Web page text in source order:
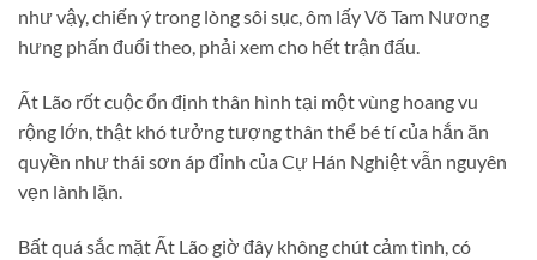
như vậy, chiến ý trong lòng sôi sục, ôm lấy Võ Tam Nương
hưng phấn đuổi theo, phải xem cho hết trận đấu.
Ất Lão rốt cuộc ổn định thân hình tại một vùng hoang vu
rộng lớn, thật khó tưởng tượng thân thể bé tí của hắn ăn
quyền như thái sơn áp đỉnh của Cự Hán Nghiệt vẫn nguyên
vẹn lành lặn.
Bất quá sắc mặt Ất Lão giờ đây không chút cảm tình, có